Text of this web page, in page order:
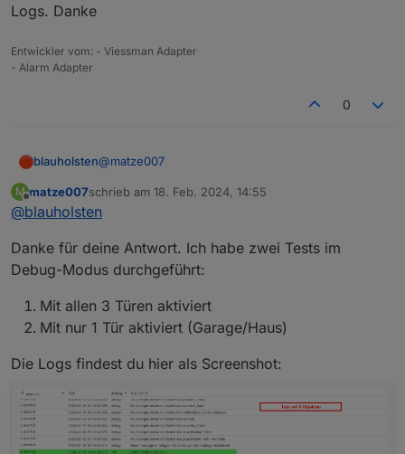
Benachrichtigung immer den Namen des ersten
welche Türe den Alarm auslöst.
Frage: Wird das Feld "Name" nicht in die Logs +
etwas falsch konfiguriert?
Danke euch!
Logs. Danke
Entwickler vom: - Viessman Adapter
- Alarm Adapter
0
blauholsten@matze007
Moin, dass sollte so nicht sein. Stell den Adapter
mal auf debug, stell das Szenario nach und sende
M
Offline
matze007schrieb am 18. Feb. 2024, 14:55
zuletzt editiert von
@blauholsten
Danke für deine Antwort. Ich habe zwei Tests im
Debug-Modus durchgeführt:
Mit allen 3 Türen aktiviert
Mit nur 1 Tür aktiviert (Garage/Haus)
Die Logs findest du hier als Screenshot: